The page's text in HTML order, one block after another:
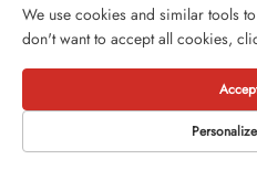
Diritto d'autore © 2026 JUTU
Tutti i diritti riservati. -
We use cookies and similar tools
don't want to accept all cookies,